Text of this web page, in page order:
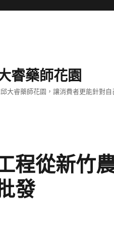
睿藥師花園
大睿藥師花園，讓消費者更能針對
程從新竹
發